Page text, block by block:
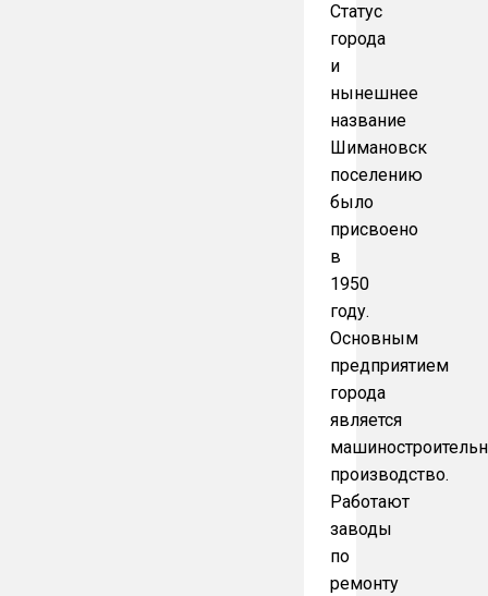
Статус
города
и
нынешнее
название
Шимановск
поселению
было
присвоено
в
1950
году.
Основным
предприятием
города
является
производство.
Работают
заводы
по
ремонту